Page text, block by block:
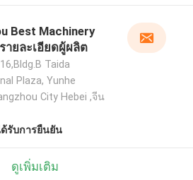
Best Machinery
ายละเอียดผู้ผลิต
Taida
Plaza, Yunhe
City Hebei ,จีน
ด้รับการยืนยัน
ดูเพิ่มเติม